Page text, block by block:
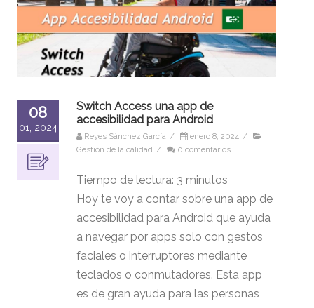
08
01, 2024
Switch Access una app de
accesibilidad para Android
Reyes Sánchez García / enero 8, 2024 /
Gestión de la calidad / 0 comentarios
Tiempo de lectura: 3 minutos
Hoy te voy a contar sobre una app de
accesibilidad para Android que ayuda
a navegar por apps solo con gestos
faciales o interruptores mediante
teclados o conmutadores. Esta app
es de gran ayuda para las personas